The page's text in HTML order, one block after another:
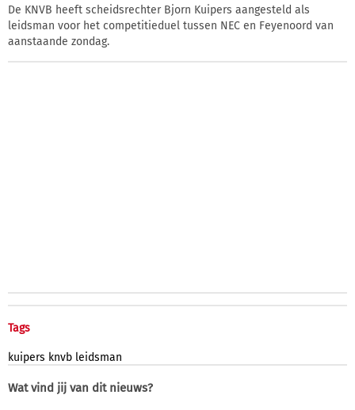
De KNVB heeft scheidsrechter Bjorn Kuipers aangesteld als
leidsman voor het competitieduel tussen NEC en Feyenoord van
aanstaande zondag.
Tags
kuipers knvb leidsman
Wat vind jij van dit nieuws?